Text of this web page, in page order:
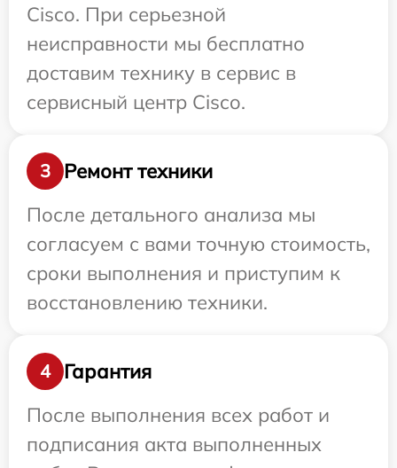
Cisco. При серьезной
неисправности мы бесплатно
доставим технику в сервис в
сервисный центр Cisco.
3
Ремонт техники
После детального анализа мы
согласуем с вами точную стоимость,
сроки выполнения и приступим к
восстановлению техники.
4
Гарантия
После выполнения всех работ и
подписания акта выполненных